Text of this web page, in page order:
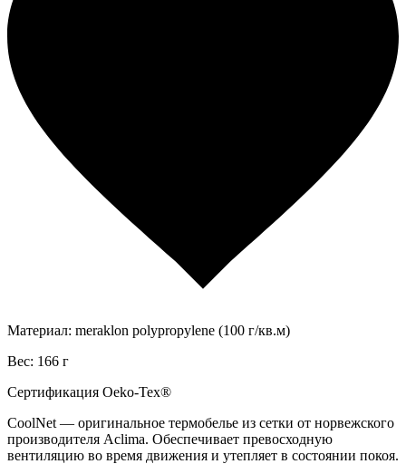
Материал: meraklon polypropylene (100 г/кв.м)
Вес: 166 г
Сертификация Oeko-Tex®
CoolNet — оригинальное термобелье из сетки от норвежского
производителя Aclima. Обеспечивает превосходную
вентиляцию во время движения и утепляет в состоянии покоя.